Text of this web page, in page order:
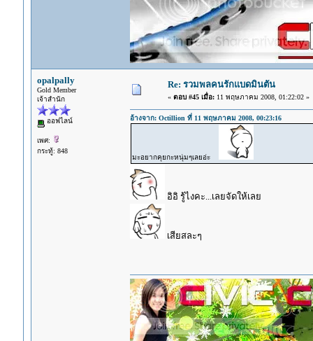
opalpally
Gold Member
เจ้าสำนัก
ออฟไลน์
เพศ:
กระทู้: 848
Re: รวมพลคนรักแบดมินตัน
« ตอบ #45 เมื่อ:11 พฤษภาคม 2008, 01:22:02 »
อ้างจาก: Octillion ที่ 11 พฤษภาคม 2008, 00:23:16
มะอยากคุยกะหนุ่มๆเลยอ่ะ
อิอิ รู้ไงคะ...เลยจัดให้เลย
เสียสละๆ